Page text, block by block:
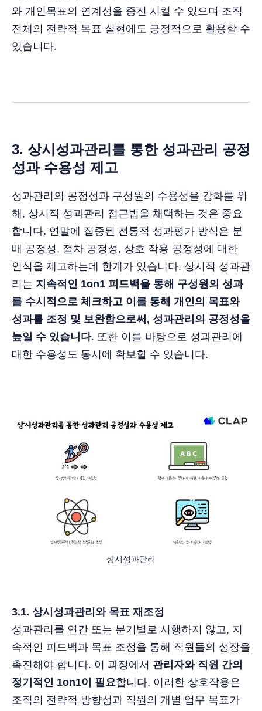
와 개인목표의 연계성을 증진 시킬 수 있으며 조직
전체의 전략적 목표 실현에도 긍정적으로 활용할 수
있습니다.
3. 상시성과관리를 통한 성과관리 공정
성과 수용성 제고
성과관리의 공정성과 구성원의 수용성을 강화를 위
해, 상시적 성과관리 접근법을 채택하는 것은 중요
합니다. 연말에 집중된 전통적 성과평가 방식은 분
배 공정성, 절차 공정성, 상호 작용 공정성에 대한
인식을 제고하는데 한계가 있습니다. 상시적 성과관
리는 지속적인 1on1 피드백을 통해 구성원의 성과
를 수시적으로 체크하고 이를 통해 개인의 목표와
성과를 조정 및 보완함으로써, 성과관리의 공정성을
높일 수 있습니다. 또한 이를 바탕으로 성과관리에
대한 수용성도 동시에 확보할 수 있습니다.
상시성과관리
3.1. 상시성과관리와 목표 재조정
성과관리를 연간 또는 분기별로 시행하지 않고, 지
속적인 피드백과 목표 조정을 통해 직원들의 성장을
촉진해야 합니다. 이 과정에서 관리자와 직원 간의
정기적인 1on1이 필요합니다. 이러한 상호작용은
조직의 전략적 방향성과 직원의 개별 업무 목표가